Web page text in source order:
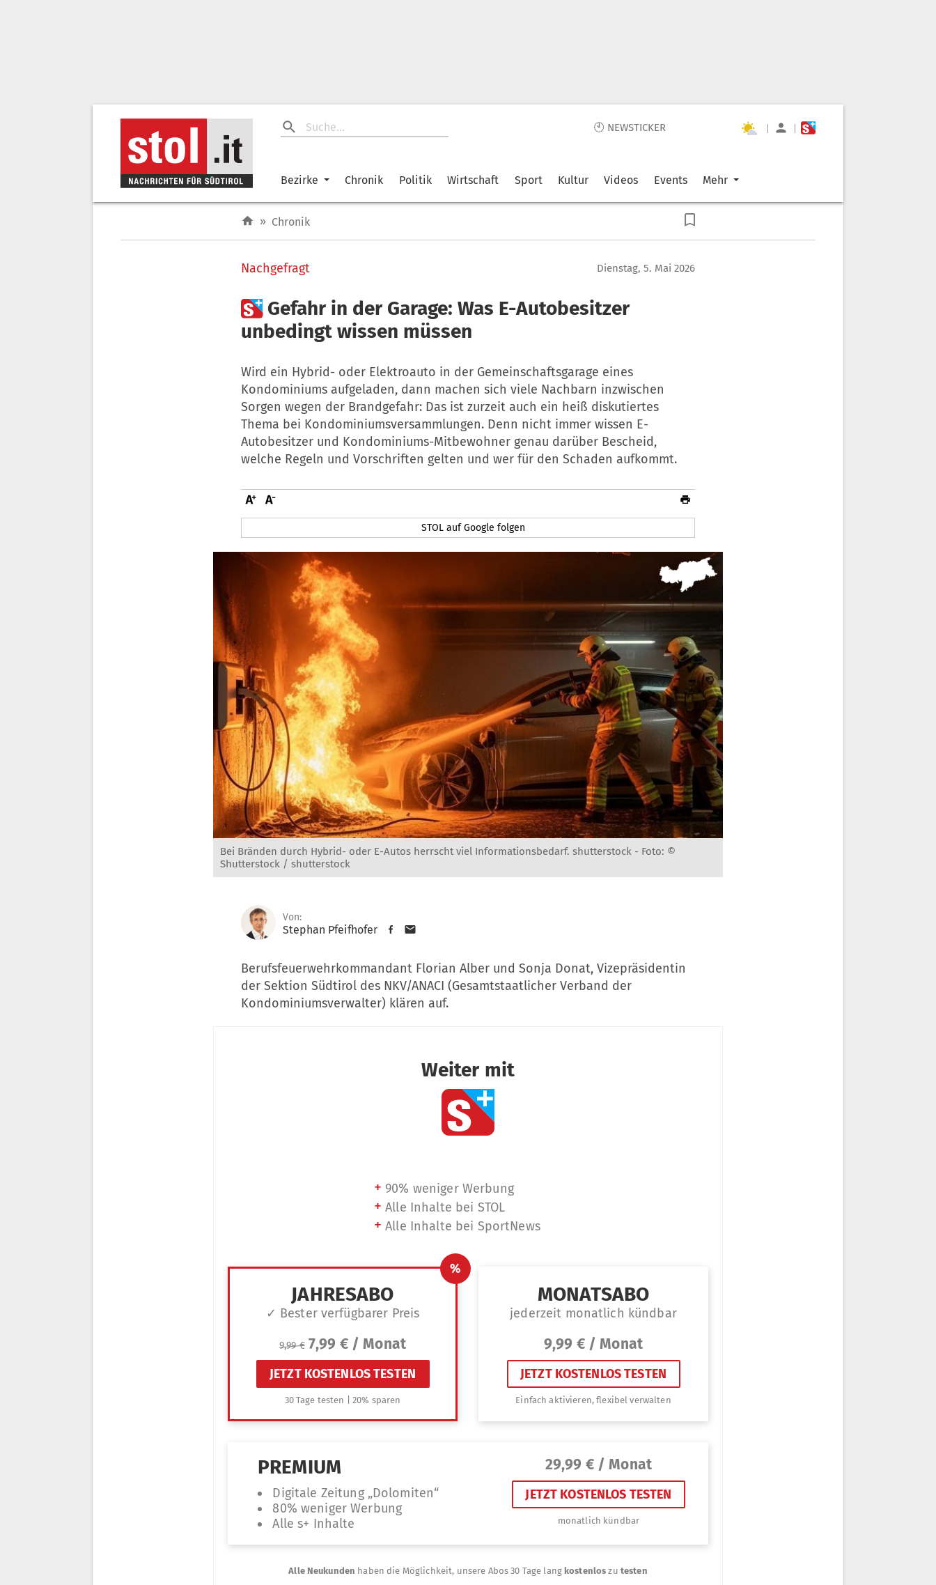
🕙 NEWSTICKER | |
Bezirke Chronik Politik Wirtschaft Sport Kultur Videos Events Mehr
» Chronik
Nachgefragt Dienstag, 5. Mai 2026
 Gefahr in der Garage: Was E-Autobesitzer
unbedingt wissen müssen
Wird ein Hybrid- oder Elektroauto in der Gemeinschaftsgarage eines
Kondominiums aufgeladen, dann machen sich viele Nachbarn inzwischen
Sorgen wegen der Brandgefahr: Das ist zurzeit auch ein heiß diskutiertes
Thema bei Kondominiumsversammlungen. Denn nicht immer wissen E-
Autobesitzer und Kondominiums-Mitbewohner genau darüber Bescheid,
welche Regeln und Vorschriften gelten und wer für den Schaden aufkommt.
STOL auf Google folgen
Bei Bränden durch Hybrid- oder E-Autos herrscht viel Informationsbedarf. shutterstock - Foto: ©
Shutterstock / shutterstock
Von:
Stephan Pfeifhofer
Berufsfeuerwehrkommandant Florian Alber und Sonja Donat, Vizepräsidentin
der Sektion Südtirol des NKV/ANACI (Gesamtstaatlicher Verband der
Kondominiumsverwalter) klären auf.